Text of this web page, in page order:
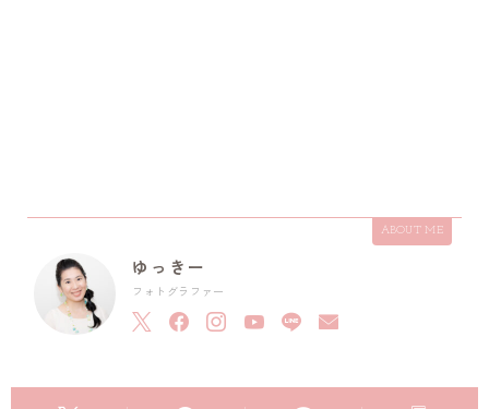
ABOUT ME
ゆっきー
フォトグラファー